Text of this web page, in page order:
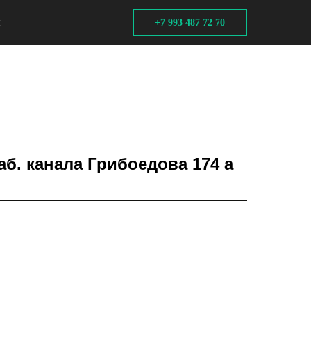
+7 993 487 72 70
канала Грибоедова 174 а